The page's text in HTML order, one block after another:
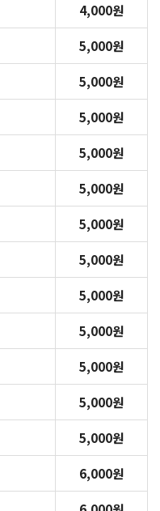
4,000원
5,000원
5,000원
5,000원
5,000원
5,000원
5,000원
5,000원
5,000원
5,000원
5,000원
5,000원
5,000원
6,000원